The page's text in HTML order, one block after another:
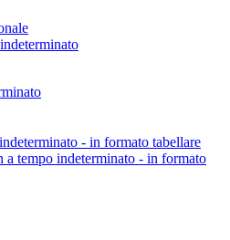
- in formato tabellare
a tempo indeterminato - in formato